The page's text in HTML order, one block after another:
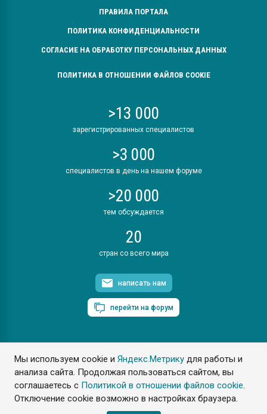
Мы используем cookie иЯндекс.Метрику для работы и
анализа сайта. Продолжая пользоваться сайтом, вы
соглашаетесь с Политикой в отношении файлов cookie.
Отключение cookie возможно в настройках браузера.
ПРАВИЛА ПОРТАЛА
ПОЛИТИКА КОНФИДЕНЦИАЛЬНОСТИ
СОГЛАСИЕ НА ОБРАБОТКУ ПЕРСОНАЛЬНЫХ ДАННЫХ
ПОЛИТИКА В ОТНОШЕНИИ ФАЙЛОВ COOKIE
>13 000
зарегистрированных специалистов
>3 000
специалистов в день на нашем форуме
>20 000
тем обсуждается
20
стран со всего мира
написать нам
перейти на форум
ПластЭксперт © 2006. Все права защищены
Разрешается копирование материалов сайта с обязательной
ссылкой на www.e-plastic.ru
Разработка сайта